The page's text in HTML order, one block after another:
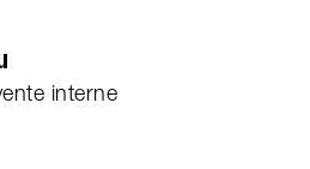
interne